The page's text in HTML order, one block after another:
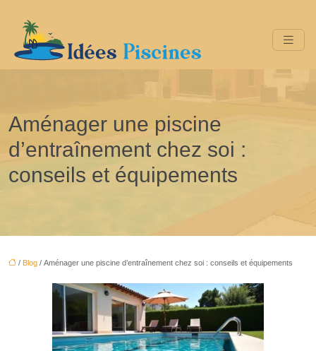
Aménager une piscine
d’entraînement chez soi :
conseils et équipements
/ Blog / Aménager une piscine d’entraînement chez soi : conseils et équipements